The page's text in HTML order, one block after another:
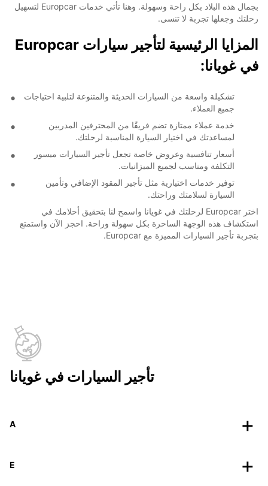
بجمال هذه البلاد بكل راحة وسهولة. وهنا تأتي خدمات Europcar لتسهيل
رحلتك وجعلها تجربة لا تنسى.
المزايا الرئيسية لتأجير سيارات Europcar
في غويانا:
تشكيلة واسعة من السيارات الحديثة والمتنوعة لتلبية احتياجات
جميع العملاء.
خدمة عملاء ممتازة تضم فريقًا من المحترفين المدربين
لمساعدتك في اختيار السيارة المناسبة لرحلتك.
أسعار تنافسية وعروض خاصة تجعل تأجير السيارات ميسور
التكلفة ومناسب لجميع الميزانيات.
توفير خدمات اختيارية مثل تأجير المقود الإضافي وتأمين
السيارة لسلامتك وراحتك.
اختر Europcar لرحلتك في غويانا واسمح لنا بتحقيق أحلامك في
استكشاف هذه الوجهة الساحرة بكل سهولة وراحة. احجز الآن واستمتع
بتجربة تأجير السيارات المميزة مع Europcar.
تأجير السيارات في غويانا
A
E